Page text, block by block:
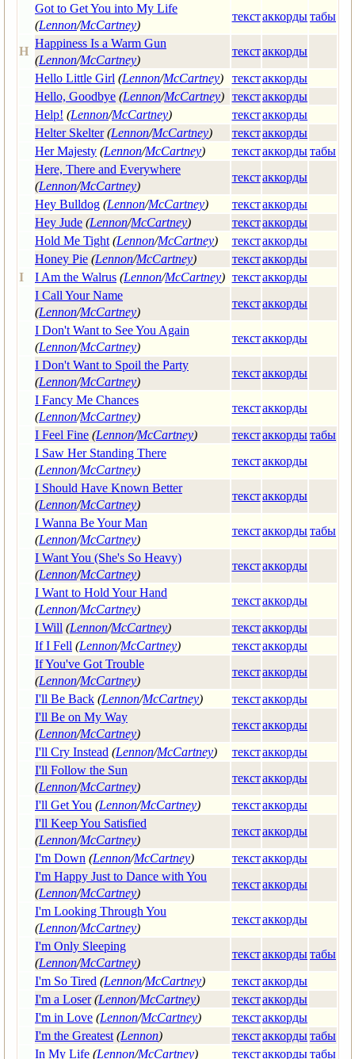
Got to Get You into My Life
(Lennon/McCartney)
текстаккордытабы
H
Happiness Is a Warm Gun
(Lennon/McCartney)
текстаккорды
Hello Little Girl (Lennon/McCartney) текстаккорды
Hello, Goodbye (Lennon/McCartney) текстаккорды
Help! (Lennon/McCartney) текстаккорды
Helter Skelter (Lennon/McCartney) текстаккорды
Her Majesty (Lennon/McCartney) текстаккордытабы
Here, There and Everywhere
(Lennon/McCartney)
текстаккорды
Hey Bulldog (Lennon/McCartney) текстаккорды
Hey Jude (Lennon/McCartney) текстаккорды
Hold Me Tight (Lennon/McCartney) текстаккорды
Honey Pie (Lennon/McCartney) текстаккорды
I
I Am the Walrus (Lennon/McCartney) текстаккорды
I Call Your Name
(Lennon/McCartney)
текстаккорды
I Don't Want to See You Again
(Lennon/McCartney)
текстаккорды
I Don't Want to Spoil the Party
(Lennon/McCartney)
текстаккорды
I Fancy Me Chances
(Lennon/McCartney)
текстаккорды
I Feel Fine (Lennon/McCartney) текстаккордытабы
I Saw Her Standing There
(Lennon/McCartney)
текстаккорды
I Should Have Known Better
(Lennon/McCartney)
текстаккорды
I Wanna Be Your Man
(Lennon/McCartney)
текстаккордытабы
I Want You (She's So Heavy)
(Lennon/McCartney)
текстаккорды
I Want to Hold Your Hand
(Lennon/McCartney)
текстаккорды
I Will (Lennon/McCartney) текстаккорды
If I Fell (Lennon/McCartney) текстаккорды
If You've Got Trouble
(Lennon/McCartney)
текстаккорды
I'll Be Back (Lennon/McCartney) текстаккорды
I'll Be on My Way
(Lennon/McCartney)
текстаккорды
I'll Cry Instead (Lennon/McCartney) текстаккорды
I'll Follow the Sun
(Lennon/McCartney)
текстаккорды
I'll Get You (Lennon/McCartney) текстаккорды
I'll Keep You Satisfied
(Lennon/McCartney)
текстаккорды
I'm Down (Lennon/McCartney) текстаккорды
I'm Happy Just to Dance with You
(Lennon/McCartney)
текстаккорды
I'm Looking Through You
(Lennon/McCartney)
текстаккорды
I'm Only Sleeping
(Lennon/McCartney)
текстаккордытабы
I'm So Tired (Lennon/McCartney) текстаккорды
I'm a Loser (Lennon/McCartney) текстаккорды
I'm in Love (Lennon/McCartney) текстаккорды
I'm the Greatest (Lennon) текстаккордытабы
In My Life (Lennon/McCartney) текстаккордытабы